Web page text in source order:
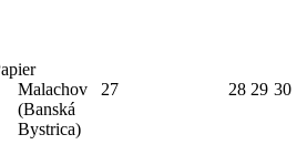
Malachov
(Banská
Bystrica)
27 28 29 30